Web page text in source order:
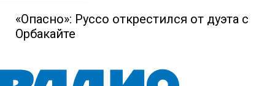
«Опасно»: Руссо открестился от дуэта с
Орбакайте